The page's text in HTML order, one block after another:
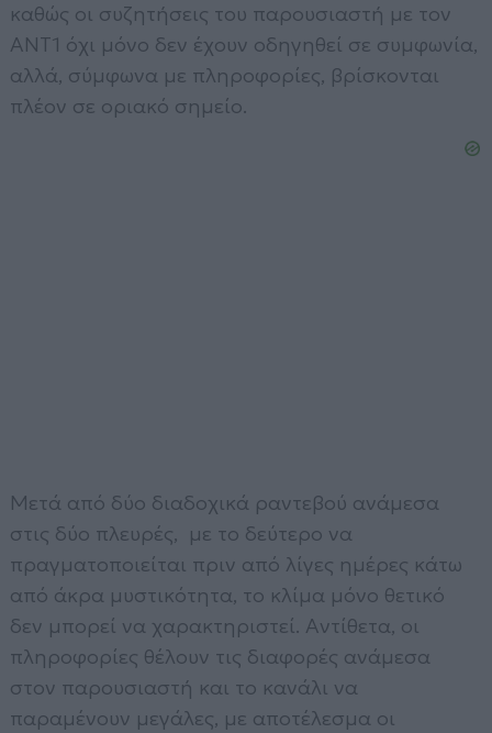
καθώς οι συζητήσεις του παρουσιαστή με τον
ΑΝΤ1 όχι μόνο δεν έχουν οδηγηθεί σε συμφωνία,
αλλά, σύμφωνα με πληροφορίες, βρίσκονται
πλέον σε οριακό σημείο.
Μετά από δύο διαδοχικά ραντεβού ανάμεσα
στις δύο πλευρές, με το δεύτερο να
πραγματοποιείται πριν από λίγες ημέρες κάτω
από άκρα μυστικότητα, το κλίμα μόνο θετικό
δεν μπορεί να χαρακτηριστεί. Αντίθετα, οι
πληροφορίες θέλουν τις διαφορές ανάμεσα
στον παρουσιαστή και το κανάλι να
παραμένουν μεγάλες, με αποτέλεσμα οι